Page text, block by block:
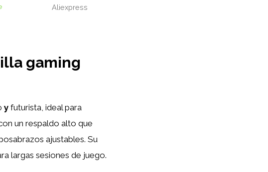
Aliexpress
gaming
y futurista, ideal para
un respaldo alto que
ajustables. Su
largas sesiones de juego.